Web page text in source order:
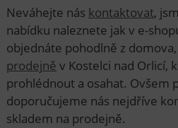
Neváhejte nás kontaktovat,
nabídku naleznete jak v e-
objednáte pohodlně z
prodejně v Kostelci nad Orlicí,
prohlédnout a osahat. Ovšem
doporučujeme nás nejdříve
skladem na prodejně.